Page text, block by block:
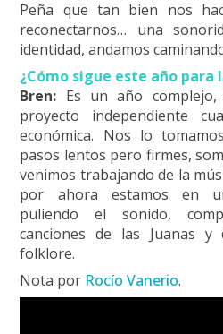
Peña que tan bien nos
reconectarnos… una
identidad, andamos
¿Cómo sigue este año para
Bren: Es un año
proyecto independiente
económica. Nos lo
pasos lentos pero firmes,
venimos trabajando de la
por ahora estamos en
puliendo el sonido,
canciones de las Juanas
folklore.
Nota por Rocío Vanerio.